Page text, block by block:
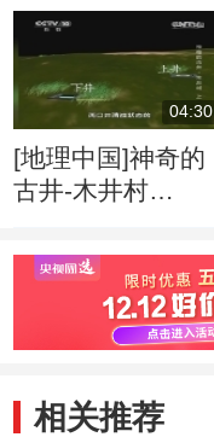
04:30
[地理中国]神奇的
古井-木井村
与救命井
相关推荐